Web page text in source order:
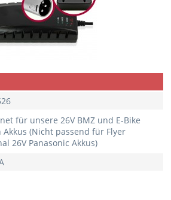
für unsere 26V BMZ und E-Bike
Akkus (Nicht passend für Flyer
26V Panasonic Akkus)